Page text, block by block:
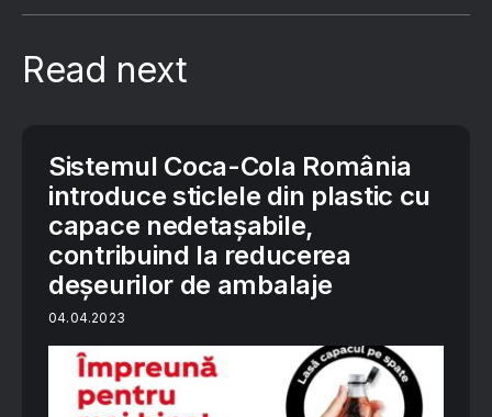
Read next
Sistemul Coca-Cola România
introduce sticlele din plastic cu
capace nedetașabile,
contribuind la reducerea
deșeurilor de ambalaje
04.04.2023